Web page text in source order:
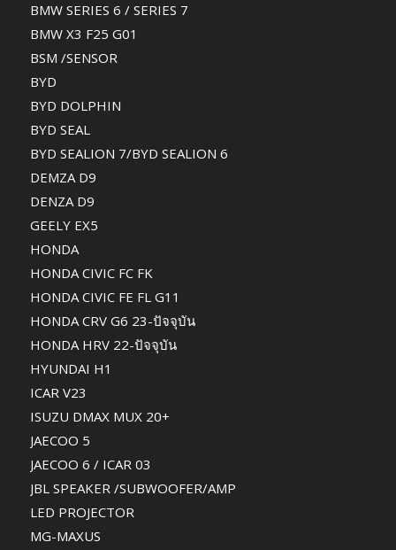
BMW SERIES 6 / SERIES 7
BMW X3 F25 G01
BSM /SENSOR
BYD
BYD DOLPHIN
BYD SEAL
BYD SEALION 7/BYD SEALION 6
DEMZA D9
DENZA D9
GEELY EX5
HONDA
HONDA CIVIC FC FK
HONDA CIVIC FE FL G11
HONDA CRV G6 23-ปัจจุบัน
HONDA HRV 22-ปัจจุบัน
HYUNDAI H1
ICAR V23
ISUZU DMAX MUX 20+
JAECOO 5
JAECOO 6 / ICAR 03
JBL SPEAKER /SUBWOOFER/AMP
LED PROJECTOR
MG-MAXUS